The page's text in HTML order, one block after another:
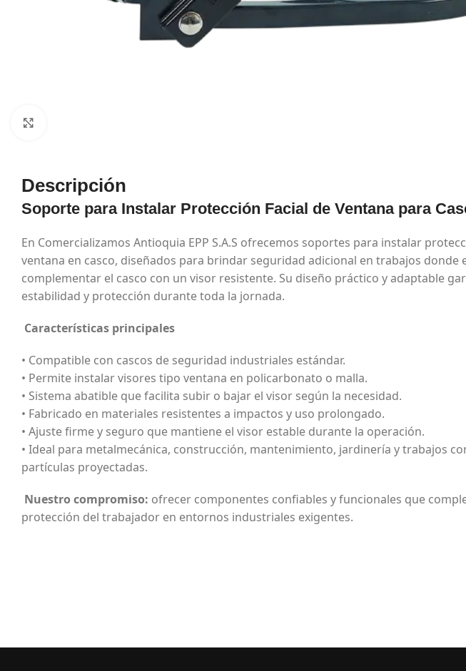
Descripción
Soporte para Instalar Protección Facial de Ventana para
En Comercializamos Antioquia EPP S.A.S ofrecemos soportes para instalar
ventana en casco, diseñados para brindar seguridad adicional en trabajos donde
complementar el casco con un visor resistente. Su diseño práctico y adaptable
estabilidad y protección durante toda la jornada.
Características principales
• Compatible con cascos de seguridad industriales estándar.
• Permite instalar visores tipo ventana en policarbonato o malla.
• Sistema abatible que facilita subir o bajar el visor según la necesidad.
• Fabricado en materiales resistentes a impactos y uso prolongado.
• Ajuste firme y seguro que mantiene el visor estable durante la operación.
• Ideal para metalmecánica, construcción, mantenimiento, jardinería y trabajos
partículas proyectadas.
Nuestro compromiso: ofrecer componentes confiables y funcionales que
protección del trabajador en entornos industriales exigentes.